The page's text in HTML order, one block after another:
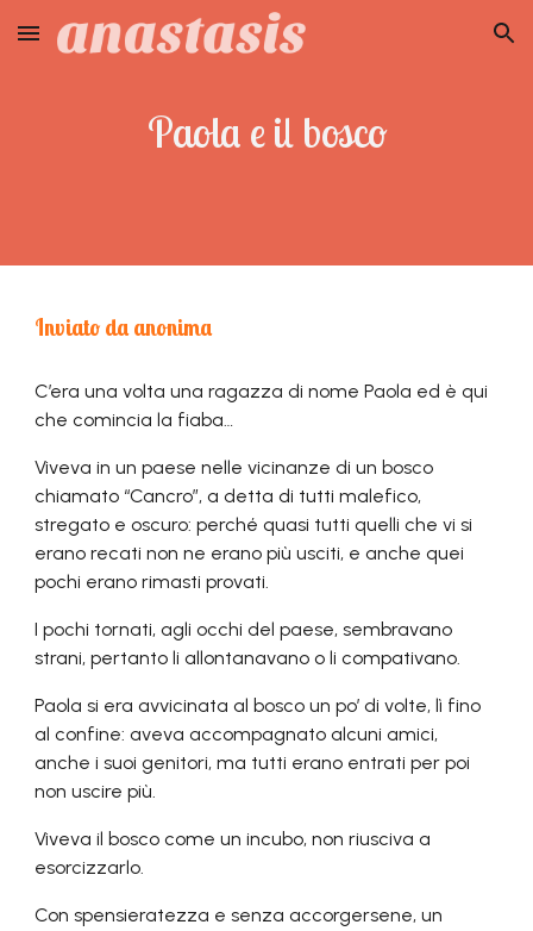
Skip to main content Skip to navigation
Paola e il bosco
Inviato da anonima
C’era una volta una ragazza di nome Paola ed è qui
che comincia la fiaba…
Viveva in un paese nelle vicinanze di un bosco
chiamato “Cancro”, a detta di tutti malefico,
stregato e oscuro: perché quasi tutti quelli che vi si
erano recati non ne erano più usciti, e anche quei
pochi erano rimasti provati.
I pochi tornati, agli occhi del paese, sembravano
strani, pertanto li allontanavano o li compativano.
Paola si era avvicinata al bosco un po’ di volte, lì fino
al confine: aveva accompagnato alcuni amici,
anche i suoi genitori, ma tutti erano entrati per poi
non uscirepiù.
Viveva il bosco come un incubo, non riusciva a
esorcizzarlo.
Con spensieratezza e senza accorgersene, un